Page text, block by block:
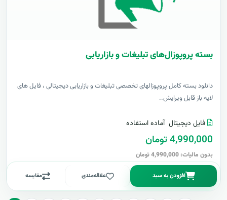
بسته پروپوزال‌های تبلیغات و بازاریابی
دانلود بسته کامل پروپوزالهای تخصصی تبلیغات و بازاریابی دیجیتالی ، فایل های
لایه باز قابل ویرایش..
فایل دیجیتال آماده استفاده
4,990,000 تومان
بدون مالیات: 4,990,000 تومان
افزودن به سبد علاقه‌مندی مقایسه